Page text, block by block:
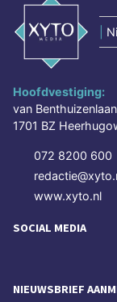
Hoofdvestiging:
van Benthuizenlaan
1701 BZ
072 8200 600
www.xyto.nl
SOCIAL MEDIA
NIEUWSBRIEF